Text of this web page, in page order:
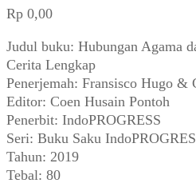
Rp 0,00
Judul buku: Hubungan Agama
Cerita Lengkap
Penerjemah: Fransisco Hugo &
Editor: Coen Husain Pontoh
Penerbit: IndoPROGRESS
Seri: Buku Saku
Tahun: 2019
Tebal: 80